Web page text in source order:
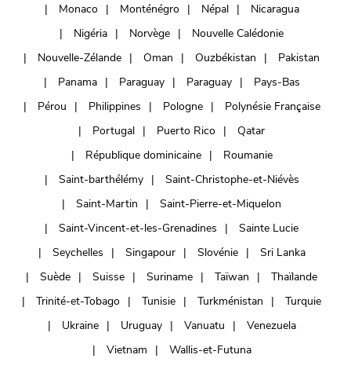
Monaco
Monténégro Népal
Nicaragua
Nigéria
Norvège
Nouvelle Calédonie
Nouvelle-Zélande
Oman Ouzbékistan
Pakistan
Panama
Paraguay Paraguay
Pays-Bas
Pérou
Philippines Pologne
Polynésie Française
Portugal
Puerto Rico
Qatar
République dominicaine
Roumanie
Saint-barthélémy
Saint-Christophe-et-Niévès
Saint-Martin
Saint-Pierre-et-Miquelon
Saint-Vincent-et-les-Grenadines
Sainte Lucie
Seychelles
Singapour Slovénie
Sri Lanka
Suède
Suisse Suriname Taïwan
Thaïlande
Trinité-et-Tobago
Tunisie Turkménistan
Turquie
Ukraine
Uruguay Vanuatu
Venezuela
Vietnam
Wallis-et-Futuna